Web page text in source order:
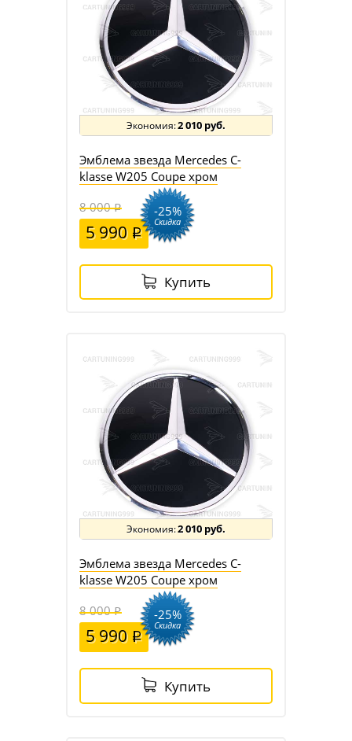
2 010 руб.
Эмблема звезда Mercedes C-
klasse W205 Coupe хром
8 000
5 990
-25%
Скидка
Купить
2 010 руб.
Эмблема звезда Mercedes C-
klasse W205 Coupe хром
8 000
5 990
-25%
Скидка
Купить